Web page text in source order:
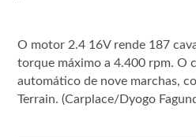
O motor 2.4 16V rende 187
torque máximo a 4.400 rpm. O
automático de nove marchas,
Terrain. (Carplace/Dyogo